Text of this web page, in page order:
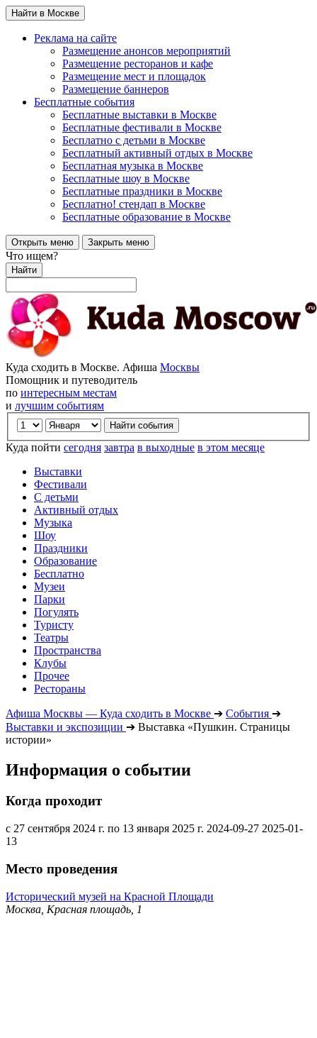
Найти в Москве
Реклама на сайте
Размещение анонсов мероприятий
Размещение ресторанов и кафе
Размещение мест и площадок
Размещение баннеров
Бесплатные события
Бесплатные выставки в Москве
Бесплатные фестивали в Москве
Бесплатно с детьми в Москве
Бесплатный активный отдых в Москве
Бесплатная музыка в Москве
Бесплатные шоу в Москве
Бесплатные праздники в Москве
Бесплатно! стендап в Москве
Бесплатные образование в Москве
Открыть меню Закрыть меню
Что ищем?
Найти
Куда сходить в Москве. Афиша Москвы
Помощник и путеводитель
по интересным местам
и лучшим событиям
Куда пойти сегодня завтра в выходные в этом месяце
Выставки
Фестивали
С детьми
Активный отдых
Музыка
Шоу
Праздники
Образование
Бесплатно
Музеи
Парки
Погулять
Туристу
Театры
Пространства
Клубы
Прочее
Рестораны
Афиша Москвы — Куда сходить в Москве ➔ События ➔
Выставки и экспозиции ➔ Выставка «Пушкин. Страницы
истории»
Информация о событии
Когда проходит
с 27 сентября 2024 г. по 13 января 2025 г. 2024-09-27 2025-01-
13
Место проведения
Исторический музей на Красной Площади
Москва, Красная площадь, 1